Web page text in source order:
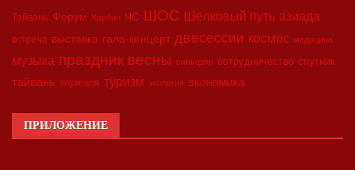
Тайвань Форум Харбин ЧС ШОС Шёлковый путь азиада
встреча выставка гала-концерт двесессии космос медицина
музыка праздник весны синьцзян сотрудничество спутник
тайвань торговля туризм экология экономика
ПРИЛОЖЕНИЕ